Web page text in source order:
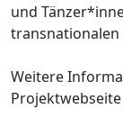
und
transnationalen
Weitere